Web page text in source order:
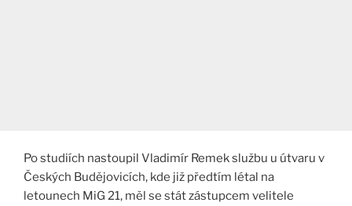
Po studiích nastoupil Vladimír Remek službu u útvaru v
Českých Budějovicích, kde již předtím létal na
letounech MiG 21, měl se stát zástupcem velitele